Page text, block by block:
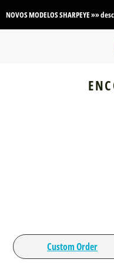
NOVOS MODELOS SHARPEYE »»
Custom Order